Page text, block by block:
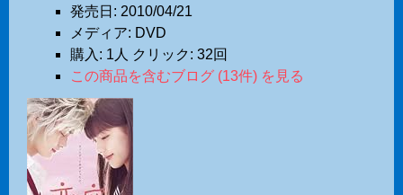
発売日: 2010/04/21
メディア: DVD
購入 : 1人 クリック: 32回
この商品を含むブログ (13件) を見る